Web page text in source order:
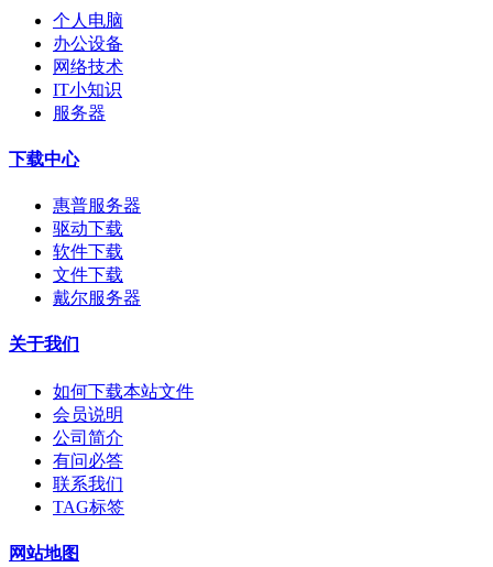
个人电脑
办公设备
网络技术
IT小知识
服务器
下载中心
惠普服务器
驱动下载
软件下载
文件下载
戴尔服务器
关于我们
如何下载本站文件
会员说明
公司简介
有问必答
联系我们
TAG标签
网站地图